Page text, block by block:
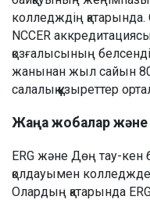
колледждің қатарында.
NCCER
қозғалысының
жанынан жыл сайын
салалық құзыреттер
Жаңа жобалар және
ERG және Дөң тау-
қолдауымен колледжде
Олардың қатарында